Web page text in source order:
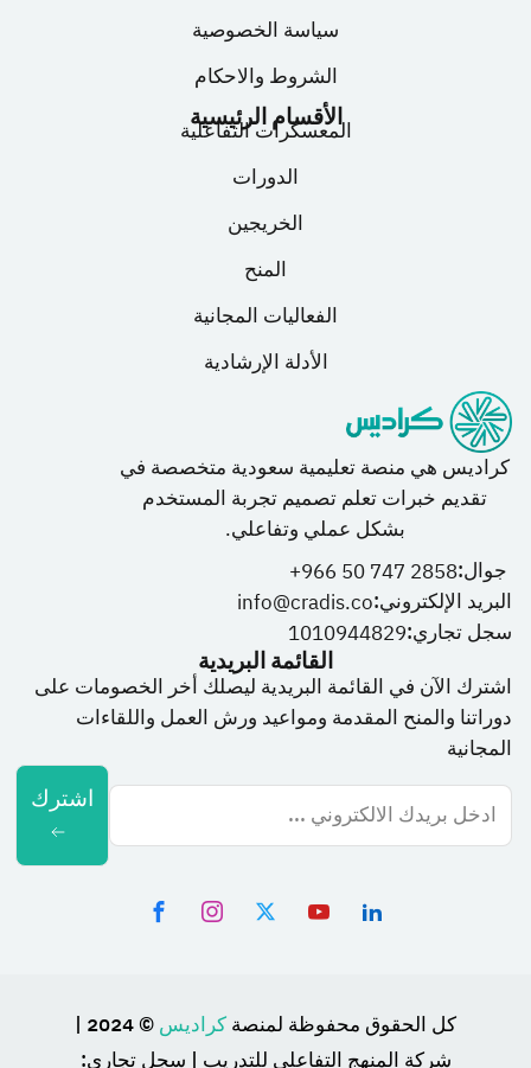
كراديس هي منصة تعليمية سعودية متخصصة في
تقديم خبرات تعلم تصميم تجربة المستخدم
بشكل عملي وتفاعلي.
جوال:966 50 747 2858+
البريد الإلكتروني:info@cradis.co
سجل تجاري:1010944829
الأقسام الرئيسية
المعسكرات التفاعلية
الدورات
الخريجين
المنح
الفعاليات المجانية
الأدلة الإرشادية
سياسة الخصوصية
الشروط والاحكام
القائمة البريدية
اشترك الآن في القائمة البريدية ليصلك أخر الخصومات على
دوراتنا والمنح المقدمة ومواعيد ورش العمل واللقاءات
المجانية
اشترك
كل الحقوق محفوظة لمنصةكراديس
© 2024 |
شركة المنهج التفاعلي للتدريب | سجل تجاري: